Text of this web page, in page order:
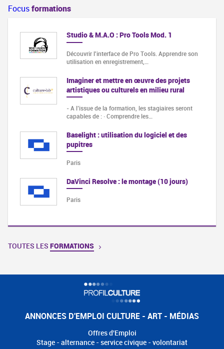
Focusformations
Studio & M.A.O : Pro Tools Mod. 1
Découvrir l'interface de Pro Tools. Apprendre son
utilisation en enregistrement,…
Imaginer et mettre en œuvre des projets
artistiques ou culturels en milieu rural
- A l’issue de la formation, les stagiaires seront
capables de : · Comprendre les…
Baselight : utilisation du logiciel et des
pupitres
Paris
DaVinci Resolve : le montage (10 jours)
Paris
TOUTES LES FORMATIONS
ANNONCES D'EMPLOI CULTURE - ART - MÉDIAS
Offres d'Emploi
Stage - alternance - service civique - volontariat